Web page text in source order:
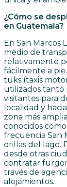
¿Cómo se
en Guatemala?
En San Marcos
medio de
relativamente
fácilmente a
tuks (taxis
utilizados tanto
visitantes para
localidad y
zona más
conocidos
frecuencia San
orillas del lago.
desde otras
contratar
través de
alojamientos.